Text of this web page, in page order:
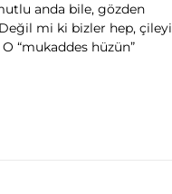
anda bile, gözden
Değil mi ki bizler hep, çileyi
“mukaddes hüzün”